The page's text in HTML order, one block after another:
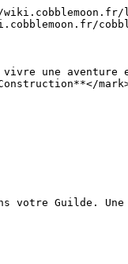
une aventure
votre Guilde.